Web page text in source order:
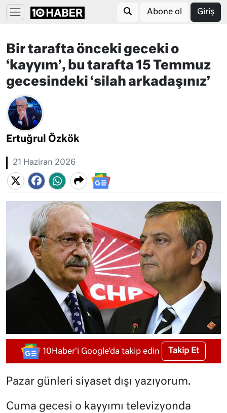
Abone ol Giriş
Bir tarafta önceki geceki o
‘kayyım’, bu tarafta 15 Temmuz
gecesindeki ‘silah arkadaşınız’
Ertuğrul Özkök
21 Haziran 2026
10Haber'i Google'da takip edin Takip Et
Pazar günleri siyaset dışı yazıyorum.
Cuma gecesi o kayyımı televizyonda